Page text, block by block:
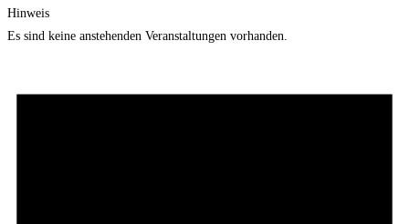
Hinweis
Es sind keine anstehenden Veranstaltungen vorhanden.